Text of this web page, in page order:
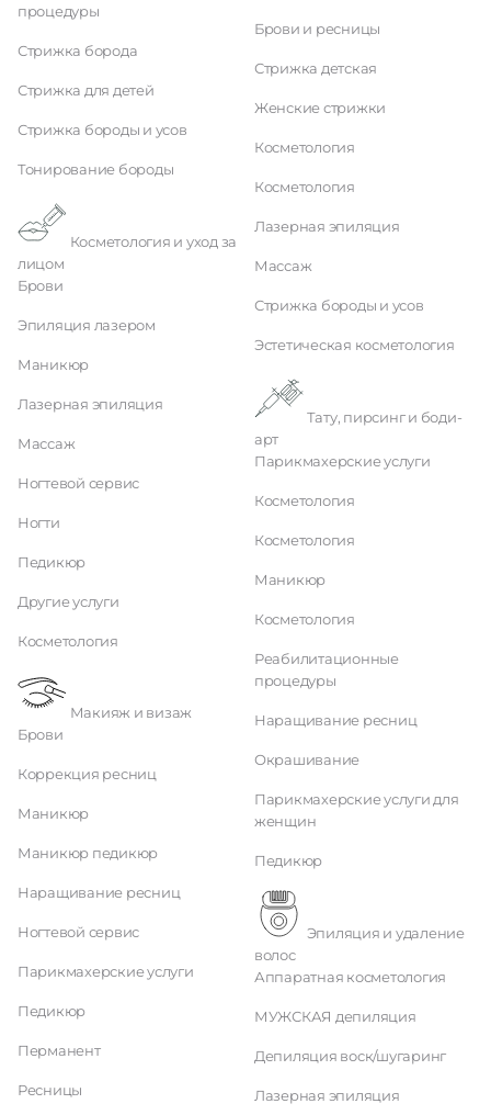
процедуры
Стрижка борода
Стрижка для детей
Стрижка бороды и усов
Тонирование бороды
лицом
Брови
Эпиляция лазером
Маникюр
Лазерная эпиляция
Массаж
Ногтевой сервис
Ногти
Педикюр
Другие услуги
Косметология
Макияж и визаж
Брови
Коррекция ресниц
Маникюр
Маникюр педикюр
Наращивание ресниц
Ногтевой сервис
Парикмахерские услуги
Педикюр
Перманент
Ресницы
Брови и ресницы
Стрижка детская
Женские стрижки
Косметология
Косметология
Лазерная эпиляция
Массаж
Стрижка бороды и усов
Эстетическая косметология
арт
Парикмахерские услуги
Косметология
Косметология
Маникюр
Косметология
Реабилитационные
процедуры
Наращивание ресниц
Окрашивание
Парикмахерские услуги для
женщин
Педикюр
волос
Аппаратная косметология
МУЖСКАЯ депиляция
Депиляция воск/шугаринг
Лазерная эпиляция